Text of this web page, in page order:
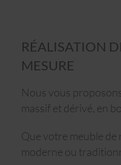
RÉALISATION
MESURE
Nous vous
massif et dérivé, en
Que votre meuble de
moderne ou